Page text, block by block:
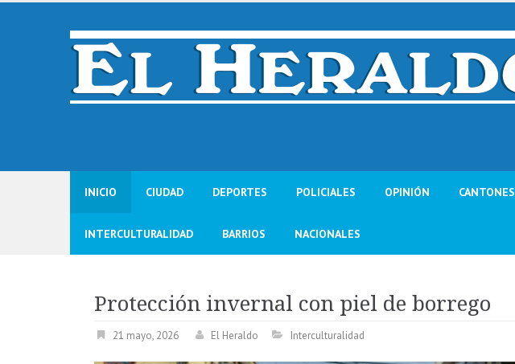
Skip
INICIO CIUDAD DEPORTES POLICIALES OPINIÓN CANTONES
INTERCULTURALIDAD BARRIOS NACIONALES
Protección invernal con piel de borrego
21 mayo, 2026 El Heraldo Interculturalidad